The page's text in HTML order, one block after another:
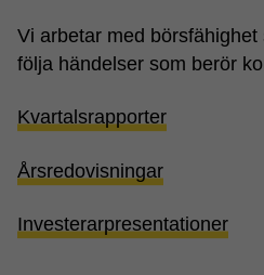
Vi arbetar med
följa händelser som berör
Kvartalsrapporter
Årsredovisningar
Investerarpresentationer